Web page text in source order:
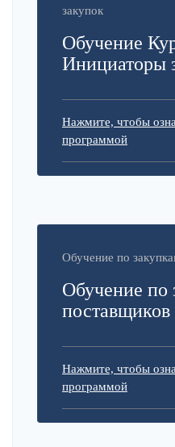
закупок
Обучение
Инициаторы
Нажмите, чтобы
программой
Обучение по
Обучение по
поставщиков
Нажмите, чтобы
программой